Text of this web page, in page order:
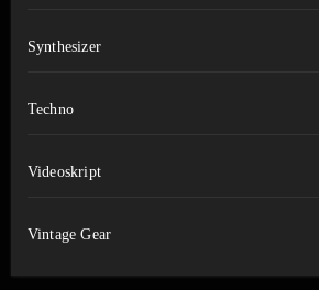
Synthesizer
Techno
Videoskript
Vintage Gear